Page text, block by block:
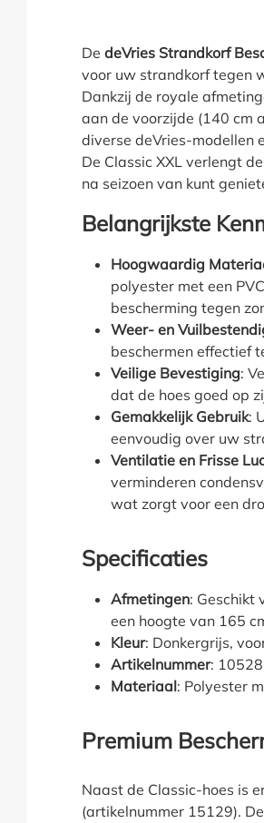
De deVries Strandkorf
voor uw strandkorf tegen
Dankzij de royale
aan de voorzijde (140 cm
diverse deVries-modellen
De Classic XXL verlengt
na seizoen van kunt
Belangrijkste
Hoogwaardig
polyester met een
bescherming tegen
Weer- en
beschermen effectief
Veilige Bevestiging:
dat de hoes goed op
Gemakkelijk Gebruik:
eenvoudig over uw
Ventilatie en Frisse
verminderen
wat zorgt voor een
Specificaties
Afmetingen: Geschikt
een hoogte van 165
Kleur: Donkergrijs,
Artikelnummer: 10528
Materiaal: Polyester
Premium
Naast de Classic-hoes is
(artikelnummer 15129).